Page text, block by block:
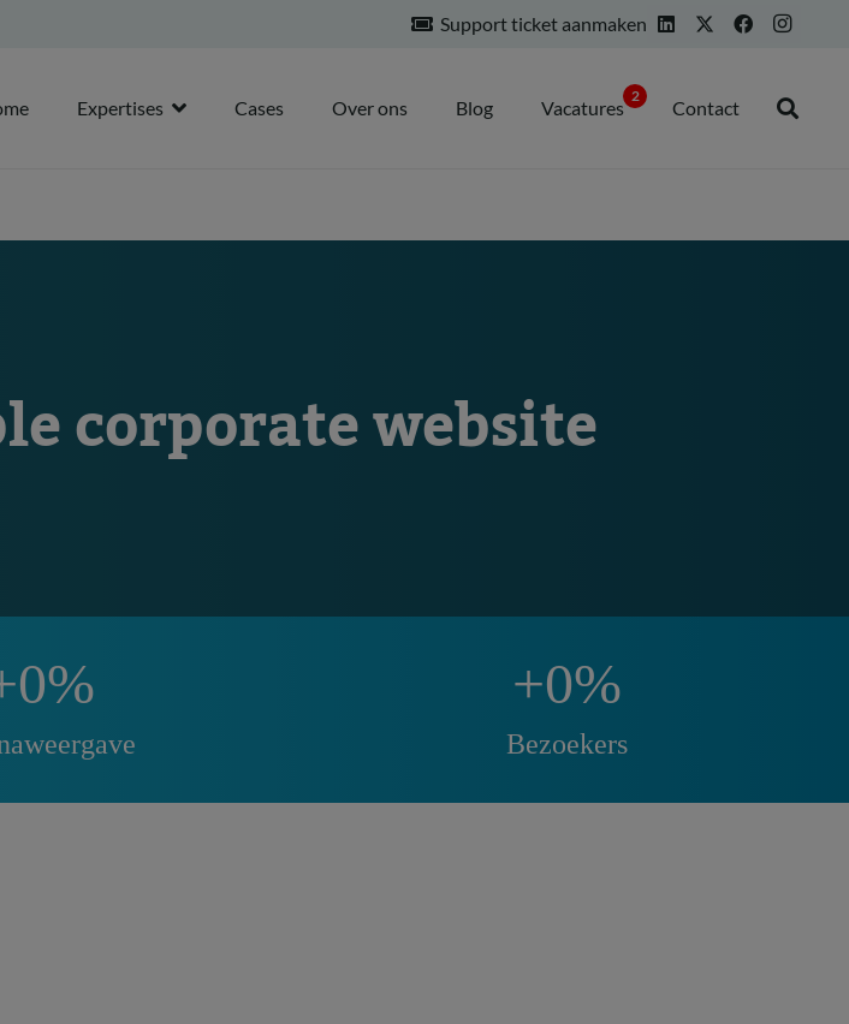
Support ticket aanmaken
Expertises Cases Over ons Blog Vacatures
2
Contact
corporate website
0% +0%
Bezoekers